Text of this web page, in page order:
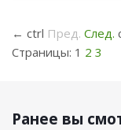
← ctrl Пред. След.
Страницы: 1 2 3
Ранее вы